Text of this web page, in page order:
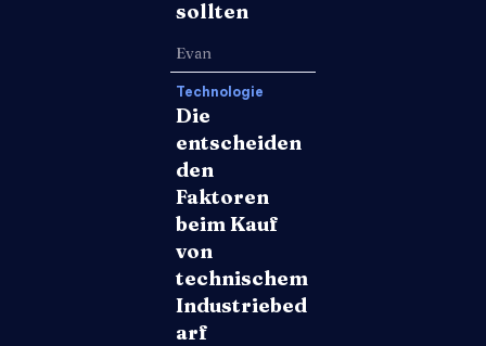
sollten
Evan
Technologie
Die
entscheiden
den
Faktoren
beim Kauf
von
technischem
Industriebed
arf